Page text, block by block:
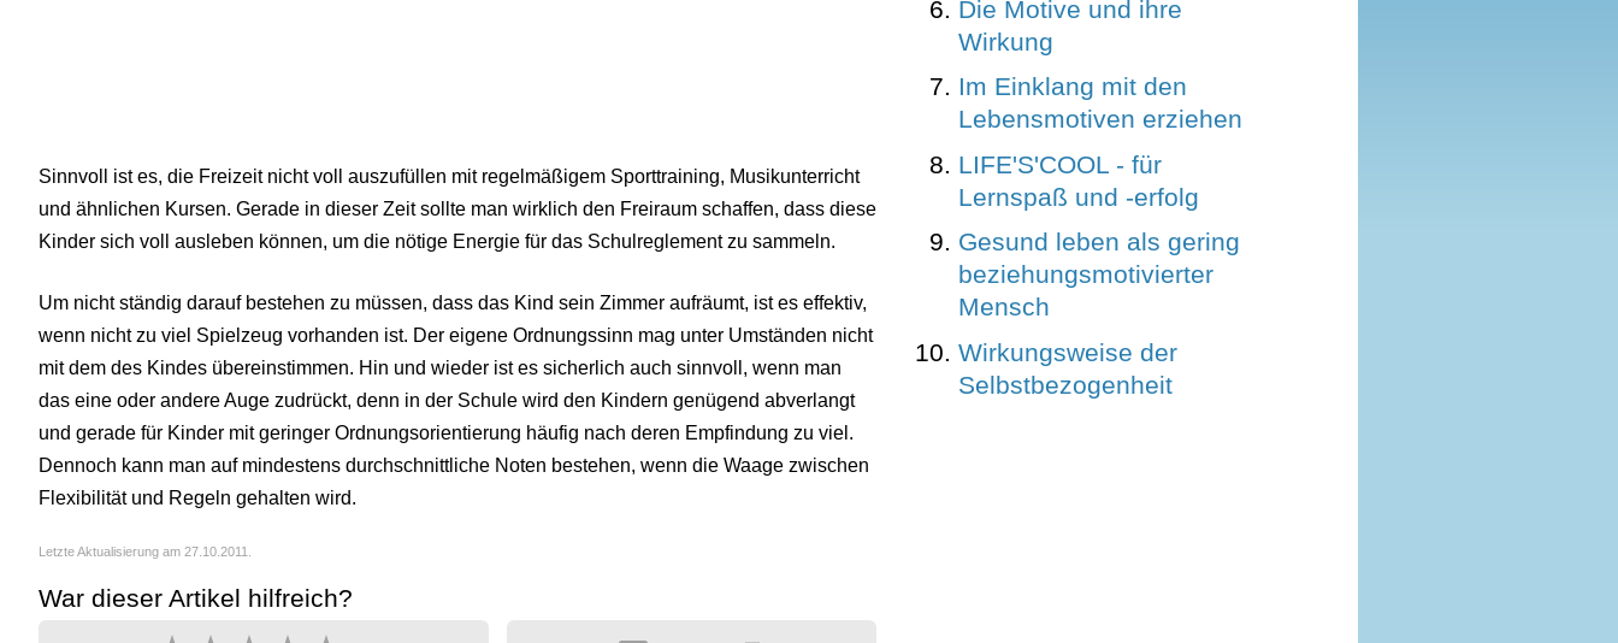
Sinnvoll ist es, die Freizeit nicht voll auszufüllen mit regelmäßigem Sporttraining, Musikunterricht
und ähnlichen Kursen. Gerade in dieser Zeit sollte man wirklich den Freiraum schaffen, dass diese
Kinder sich voll ausleben können, um die nötige Energie für das Schulreglement zu sammeln.
Um nicht ständig darauf bestehen zu müssen, dass das Kind sein Zimmer aufräumt, ist es effektiv,
wenn nicht zu viel Spielzeug vorhanden ist. Der eigene Ordnungssinn mag unter Umständen nicht
mit dem des Kindes übereinstimmen. Hin und wieder ist es sicherlich auch sinnvoll, wenn man
das eine oder andere Auge zudrückt, denn in der Schule wird den Kindern genügend abverlangt
und gerade für Kinder mit geringer Ordnungsorientierung häufig nach deren Empfindung zu viel.
Dennoch kann man auf mindestens durchschnittliche Noten bestehen, wenn die Waage zwischen
Flexibilität und Regeln gehalten wird.
Letzte Aktualisierung am 27.10.2011.
War dieser Artikel hilfreich?
Die Motive und ihre
Wirkung
Im Einklang mit den
Lebensmotiven erziehen
LIFE'S'COOL - für
Lernspaß und -erfolg
Gesund leben als gering
beziehungsmotivierter
Mensch
Wirkungsweise der
Selbstbezogenheit